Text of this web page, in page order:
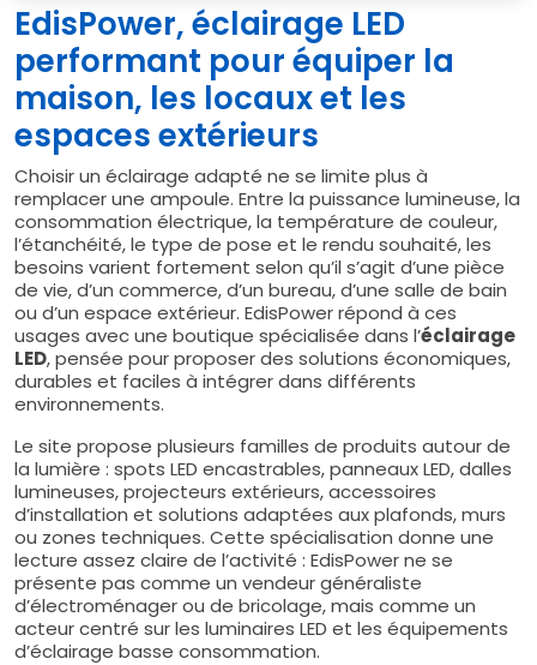
EdisPower, éclairage LED
performant pour équiper la
maison, les locaux et les
espaces extérieurs
Choisir un éclairage adapté ne se limite plus à
remplacer une ampoule. Entre la puissance lumineuse, la
consommation électrique, la température de couleur,
l’étanchéité, le type de pose et le rendu souhaité, les
besoins varient fortement selon qu’il s’agit d’une pièce
de vie, d’un commerce, d’un bureau, d’une salle de bain
ou d’un espace extérieur. EdisPower répond à ces
usages avec une boutique spécialisée dans l’éclairage
LED, pensée pour proposer des solutions économiques,
durables et faciles à intégrer dans différents
environnements.
Le site propose plusieurs familles de produits autour de
la lumière : spots LED encastrables, panneaux LED, dalles
lumineuses, projecteurs extérieurs, accessoires
d’installation et solutions adaptées aux plafonds, murs
ou zones techniques. Cette spécialisation donne une
lecture assez claire de l’activité : EdisPower ne se
présente pas comme un vendeur généraliste
d’électroménager ou de bricolage, mais comme un
acteur centré sur les luminaires LED et les équipements
d’éclairage basse consommation.